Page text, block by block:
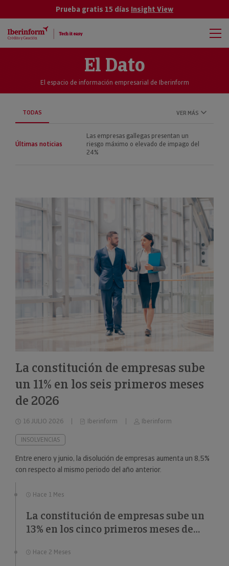
Prueba gratis 15 días Insight View
El Dato
El espacio de información empresarial de Iberinform
TODAS VER MÁS
Últimas noticias
Las empresas gallegas presentan un
riesgo máximo o elevado de impago del
24%
La constitución de empresas sube
un 11% en los seis primeros meses
de 2026
16 JULIO 2026 Iberinform Iberinform
INSOLVENCIAS
Entre enero y junio, la disolución de empresas aumenta un 8,5%
con respecto al mismo periodo del año anterior.
Hace 1 Mes
La constitución de empresas sube un
13% en los cinco primeros meses de
Hace 2 Meses